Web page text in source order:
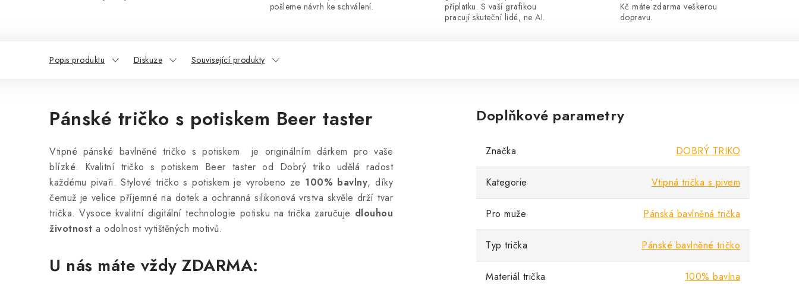
pošleme návrh ke schválení.
příplatku. S vaší grafikou
pracují skuteční lidé, ne AI.
Kč máte zdarma veškerou
dopravu.
Popis produktu Diskuze Související produkty
Pánské tričko s potiskem Beer taster
Vtipné pánské bavlněné tričko s potiskem je originálním dárkem pro vaše
blízké. Kvalitní tričko s potiskem Beer taster od Dobrý triko udělá radost
každému pivaři. Stylové tričko s potiskem je vyrobeno ze 100% bavlny, díky
čemuž je velice příjemné na dotek a ochranná silikonová vrstva skvěle drží tvar
trička. Vysoce kvalitní digitální technologie potisku na trička zaručuje dlouhou
životnost a odolnost vytištěných motivů.
U nás máte vždy ZDARMA:
Doplňkové parametry
Značka DOBRÝ TRIKO
Kategorie Vtipná trička s pivem
Pro muže Pánská bavlněná trička
Typ trička Pánské bavlněné tričko
Materiál trička 100% bavlna